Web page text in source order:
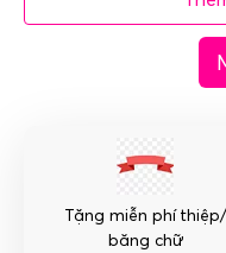
cây
Tặng miễn phí thiệp/
băng chữ